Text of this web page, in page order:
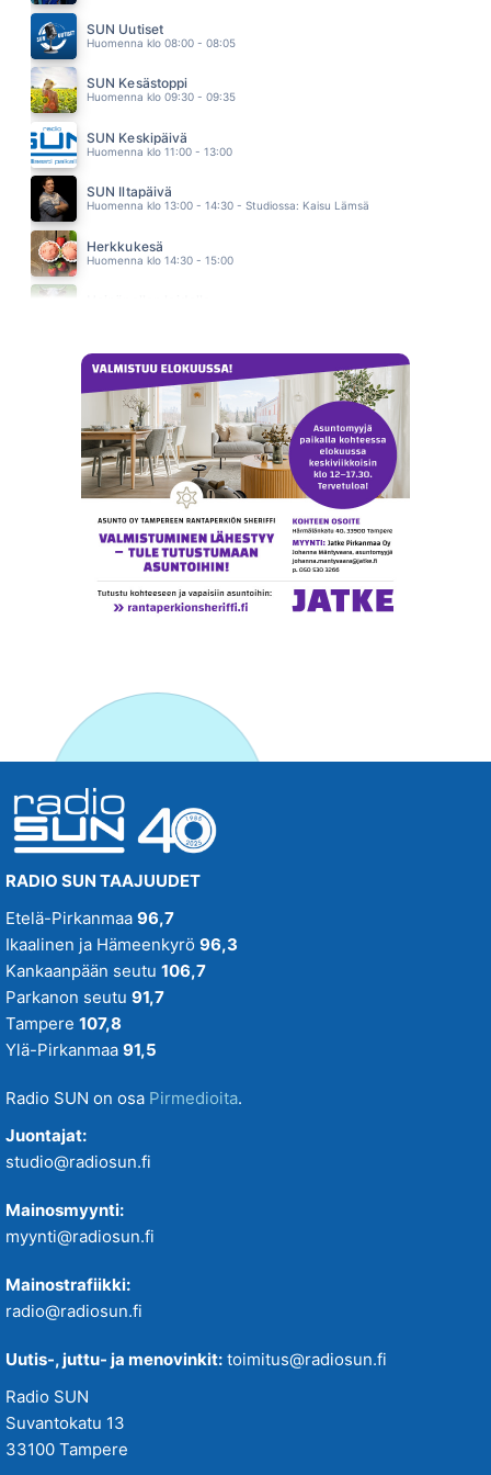
PORTION BOYS
16.12
SUN Uutiset
Huomenna klo 08:00 - 08:05
SUN Kesästoppi
Huomenna klo 09:30 - 09:35
SUN Keskipäivä
Huomenna klo 11:00 - 13:00
SUN Iltapäivä
Huomenna klo 13:00 - 14:30 - Studiossa: Kaisu Lämsä
Herkkukesä
Huomenna klo 14:30 - 15:00
RADIO SUN TAAJUUDET
Etelä-Pirkanmaa 96,7
Ikaalinen ja Hämeenkyrö 96,3
Kankaanpään seutu 106,7
Parkanon seutu 91,7
Tampere 107,8
Ylä-Pirkanmaa 91,5
Radio SUN on osa Pirmedioita.
Juontajat:
studio@radiosun.fi
Mainosmyynti:
myynti@radiosun.fi
Mainostrafiikki:
radio@radiosun.fi
Uutis-, juttu- ja menovinkit: toimitus@radiosun.fi
Radio SUN
Suvantokatu 13
33100 Tampere